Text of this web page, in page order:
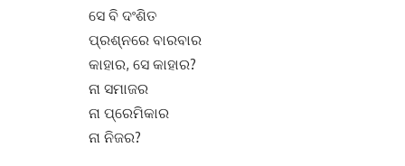
ସେ ବି ଦଂଶିତ
ପ୍ରଶ୍ନରେ ବାରବାର
କାହାର, ସେ କାହାର?
ନା ସମାଜର
ନା ପ୍ରେମିକାର
ନା ନିଜର?